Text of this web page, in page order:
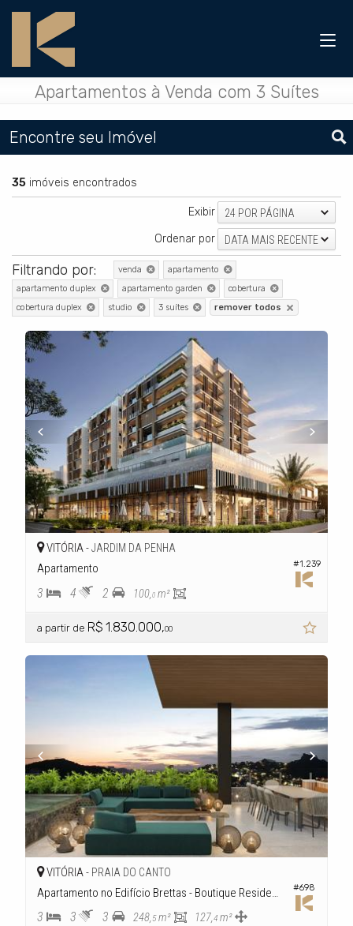
Apartamentos à Venda com 3 Suítes
Encontre seu Imóvel
35 imóveis encontrados
Exibir 24 POR PÁGINA
Ordenar por DATA MAIS RECENTE
Filtrando por: venda
apartamento
apartamento duplex
apartamento garden
cobertura
cobertura duplex
studio 3 suítes remover todos
#1.239
VITÓRIA -JARDIM DA PENHA
Apartamento
3 4 2 100,0 m²
a partir de R$ 1.830.000,00
#698
VITÓRIA - PRAIA DO CANTO
Apartamento no Edifício Brettas - Boutique Residence
3 3 3 248,5m² 127,4 m²